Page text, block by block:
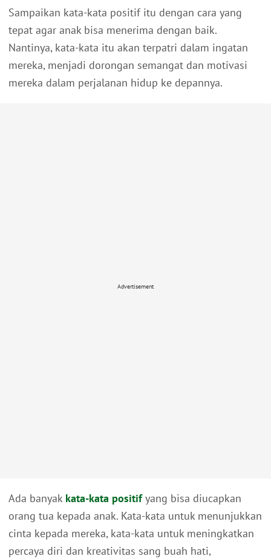
Sampaikan kata-kata positif itu dengan cara yang
tepat agar anak bisa menerima dengan baik.
Nantinya, kata-kata itu akan terpatri dalam ingatan
mereka, menjadi dorongan semangat dan motivasi
mereka dalam perjalanan hidup ke depannya.
Advertisement
Ada banyak kata-kata positifyang bisa diucapkan
orang tua kepada anak. Kata-kata untuk menunjukkan
cinta kepada mereka, kata-kata untuk meningkatkan
percaya diri dan kreativitas sang buah hati,